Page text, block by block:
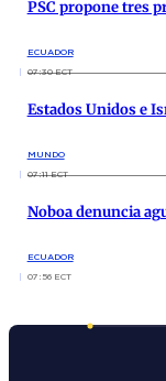
PSC propone tres
ECUADOR
07:30 ECT
Estados Unidos e
MUNDO
07:11 ECT
Noboa denuncia
ECUADOR
07:56 ECT